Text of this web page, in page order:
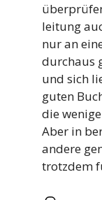
leitung
nur an
durchaus
und sich
guten
die
Aber in
andere
trotzdem